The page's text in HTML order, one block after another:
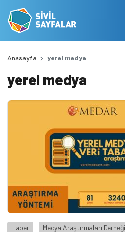
Anasayfa yerel medya
yerel medya
Haber Medya Araştırmaları Derneği